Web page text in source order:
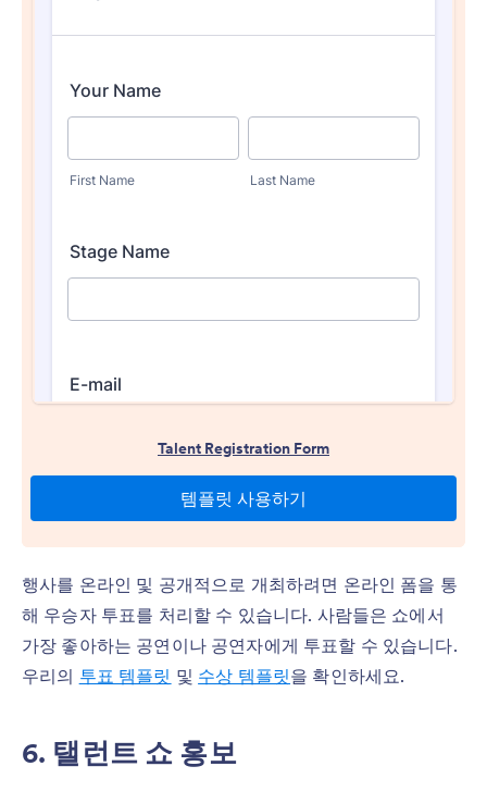
행사를 온라인 및 공개적으로 개최하려면 온라인 폼을 통
해 우승자 투표를 처리할 수 있습니다. 사람들은 쇼에서
가장 좋아하는 공연이나 공연자에게 투표할 수 있습니다.
우리의 투표 템플릿 및 수상 템플릿을 확인하세요.
6. 탤런트 쇼 홍보